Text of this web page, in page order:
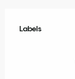
Labels
Labels